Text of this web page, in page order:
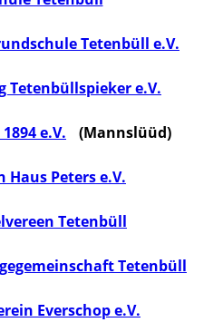
Tetenbüll e.V.
Tetenbüllspieker e.V.
e.V. (Mannslüüd)
Haus Peters e.V.
Tetenbüll
Tetenbüll
Everschop e.V.